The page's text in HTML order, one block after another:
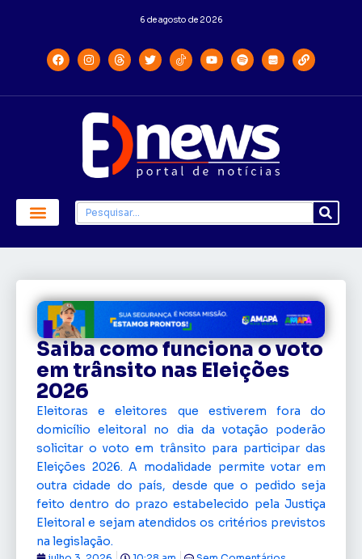
6 de agosto de 2026
Saiba como funciona o voto
em trânsito nas Eleições
2026
Eleitoras e eleitores que estiverem fora do
domicílio eleitoral no dia da votação poderão
solicitar o voto em trânsito para participar das
Eleições 2026. A modalidade permite votar em
outra cidade do país, desde que o pedido seja
feito dentro do prazo estabelecido pela Justiça
Eleitoral e sejam atendidos os critérios previstos
na legislação.